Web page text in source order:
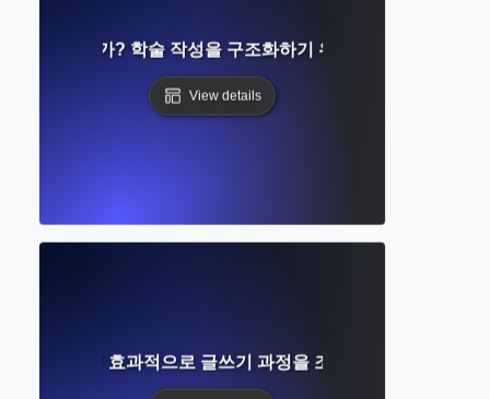
란 무엇인가? 학술 작성을 구조화하기 위한 시각적 계획 기법
View details
무엇인가? 효과적으로 글쓰기 과정을 조직하는 완벽한 가이